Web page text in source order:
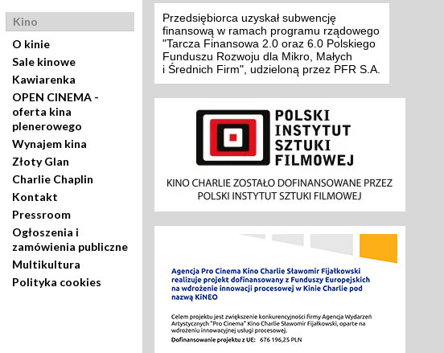
Kino
O kinie
Sale kinowe
Kawiarenka
OPEN CINEMA -
oferta kina
plenerowego
Wynajem kina
Złoty Glan
Charlie Chaplin
Kontakt
Pressroom
Ogłoszenia i
zamówienia publiczne
Multikultura
Polityka cookies
Przedsiębiorca uzyskał subwencję
finansową w ramach programu rządowego
"Tarcza Finansowa 2.0 oraz 6.0 Polskiego
Funduszu Rozwoju dla Mikro, Małych
i Średnich Firm", udzieloną przez PFR S.A.